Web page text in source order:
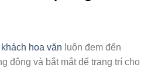
hoa văn luôn đem đến
động và bắt mắt để trang trí cho